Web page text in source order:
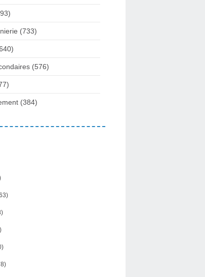
(733)
(576)
(384)